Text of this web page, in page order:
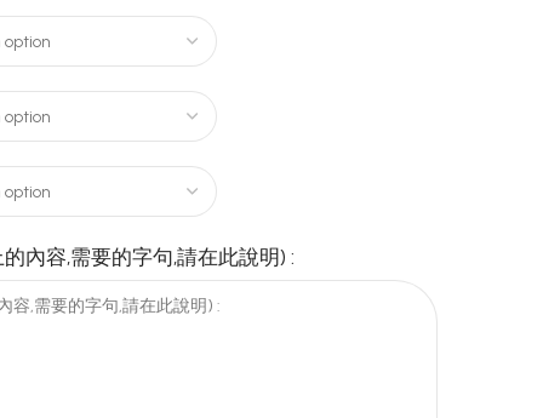
內容,需要的字句,請在此說明) :